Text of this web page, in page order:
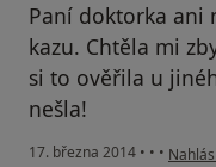
Paní doktorka ani
kazu. Chtěla mi
si to ověřila u
nešla!
17. března 2014 • • • podle